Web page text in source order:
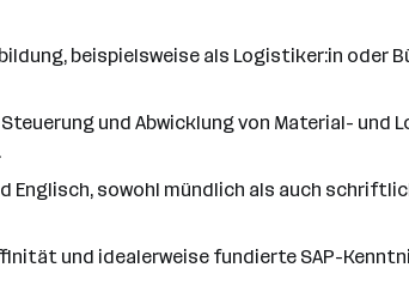
beispielsweise als Logistiker:in oder
und Abwicklung von Material- und
sowohl mündlich als auch
und idealerweise fundierte SAP-